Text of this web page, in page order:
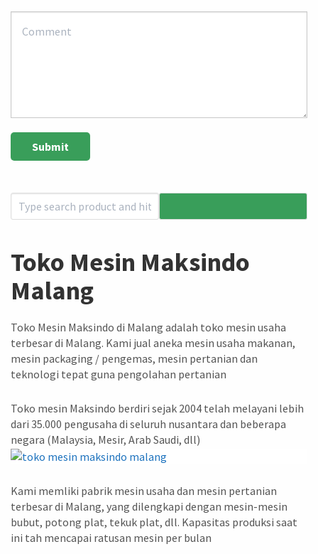
Toko Mesin Maksindo
Malang
Toko Mesin Maksindo di Malang adalah toko mesin usaha
terbesar di Malang. Kami jual aneka mesin usaha makanan,
mesin packaging / pengemas, mesin pertanian dan
teknologi tepat guna pengolahan pertanian
Toko mesin Maksindo berdiri sejak 2004 telah melayani lebih
dari 35.000 pengusaha di seluruh nusantara dan beberapa
negara (Malaysia, Mesir, Arab Saudi, dll)
Kami memliki pabrik mesin usaha dan mesin pertanian
terbesar di Malang, yang dilengkapi dengan mesin-mesin
bubut, potong plat, tekuk plat, dll. Kapasitas produksi saat
ini tah mencapai ratusan mesin per bulan